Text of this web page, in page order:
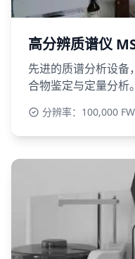
高分辨质谱仪
先进的质谱分析设备
合物鉴定与定量分析。
分辨率：100,000